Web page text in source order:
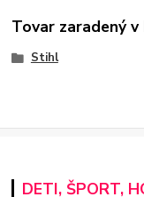
Tovar zaradený
Stihl
DETI, ŠPORT,